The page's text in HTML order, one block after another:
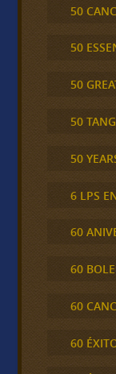
50
50
50
50
50
6 LPS
60
60
60
60